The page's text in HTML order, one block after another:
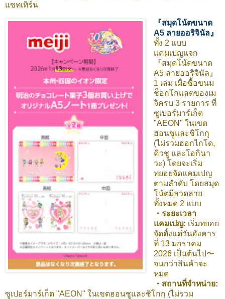
แซทเทิร์น
『สมุดโน้ตขนาด
A5 ลายออริจินัล』
ทั้ง 2 แบบ
แคมเปญแจก
『สมุดโน้ตขนาด
A5 ลายออริจินัล』
1 เล่ม เมื่อซื้อขนม
ช็อกโกแลตของเม
จิครบ 3 รายการ ที่
ซูเปอร์มาร์เก็ต
"AEON" ในเขต
ฮอนชูและชิโกกุ
(ไม่รวมฮอกไกโด,
คิวชู และโอกินา
วะ) โดยจะเริ่ม
ทยอยจัดแคมเปญ
ตามลำดับ โดยสมุด
โน้ตมีลวดลาย
ทั้งหมด 2 แบบ
・ระยะเวลา
แคมเปญ: เริ่มทยอย
จัดตั้งแต่วันอังคาร
ที่ 13 มกราคม
2026 เป็นต้นไป〜
จนกว่าสินค้าจะ
หมด
・สถานที่จำหน่าย:
ซูเปอร์มาร์เก็ต "AEON" ในเขตฮอนชูและชิโกกุ (ไม่รวม